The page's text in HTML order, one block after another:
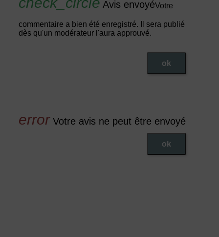
Avis envoyéVotre
commentaire a bien été enregistré. Il sera publié
dès qu'un modérateur l'aura approuvé.
ok
Votre avis ne peut être envoyé
ok